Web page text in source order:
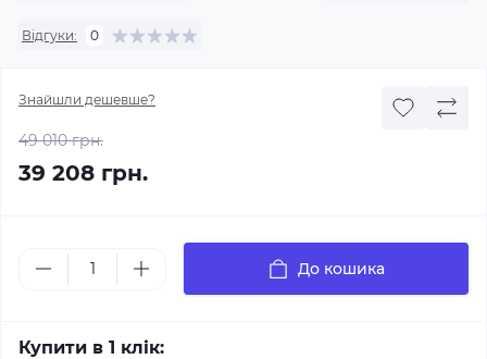
Відгуки: 0
Знайшли дешевше?
49 010 грн.
39 208 грн.
До кошика
Купити в 1 клік: